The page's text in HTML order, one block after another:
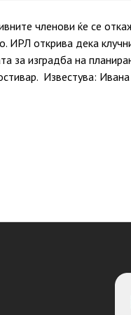
членови ќе се
открива дека
за изградба на
Известува: